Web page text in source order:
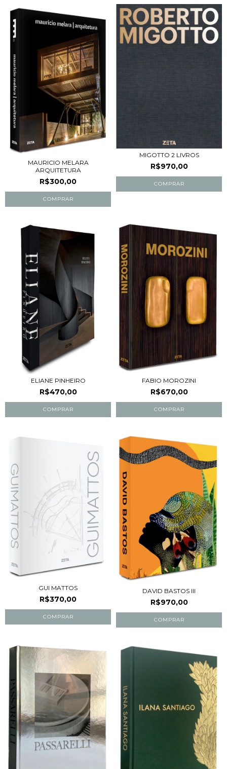
MAURICIO MELARA
ARQUITETURA
R$300,00
MIGOTTO 2 LIVROS
R$970,00
ELIANE PINHEIRO
R$470,00
FABIO MOROZINI
R$670,00
GUI MATTOS
R$370,00
DAVID BASTOS III
R$970,00